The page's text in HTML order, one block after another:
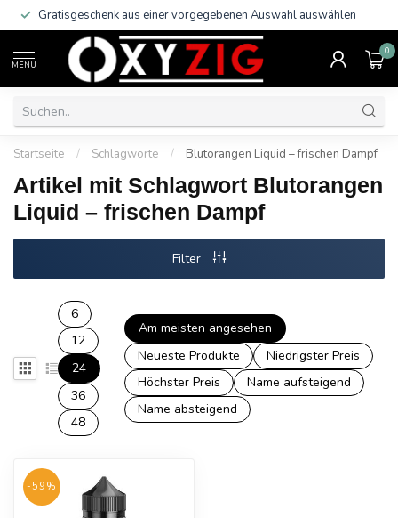
Gratisgeschenk aus einer vorgegebenen Auswahl auswählen
MENU
0
Startseite / Schlagworte / Blutorangen Liquid – frischen Dampf
Artikel mit Schlagwort Blutorangen
Liquid – frischen Dampf
Filter
6
12
24
36
48
Am meisten angesehen
Neueste Produkte
Niedrigster Preis
Höchster Preis
Name aufsteigend
Name absteigend
-59%